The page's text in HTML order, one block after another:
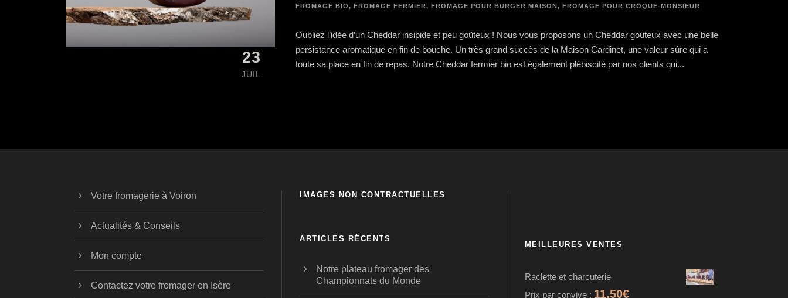
23
JUIL
FROMAGE BIO, FROMAGE FERMIER, FROMAGE POUR BURGER MAISON , FROMAGE POUR CROQUE-MONSIEUR
Oubliez l’idée d’un Cheddar insipide et peu goûteux ! Nous vous proposons un Cheddar goûteux avec une belle
persistance aromatique en fin de bouche. Un très grand succès de la Maison Cardinet, une valeur sûre qui a
toute sa place en fin de repas. Notre Cheddar fermier bio est également plébiscité par nos clients qui...
Votre fromagerie à Voiron
Actualités & Conseils
Mon compte
Contactez votre fromager en Isère
IMAGES NON CONTRACTUELLES
ARTICLES RÉCENTS
Notre plateau fromager des
Championnats du Monde
MEILLEURES VENTES
Raclette et charcuterie
Prix par convive : 11,50€